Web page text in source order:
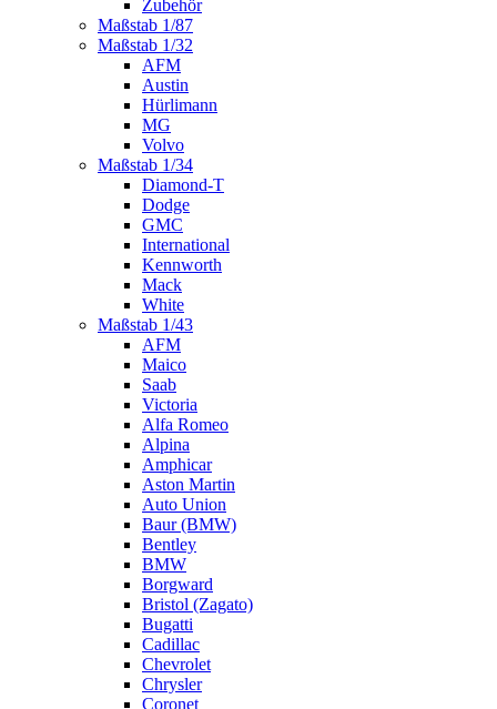
Zubehör
Maßstab 1/87
Maßstab 1/32
AFM
Austin
Hürlimann
MG
Volvo
Maßstab 1/34
Diamond-T
Dodge
GMC
International
Kennworth
Mack
White
Maßstab 1/43
AFM
Maico
Saab
Victoria
Alfa Romeo
Alpina
Amphicar
Aston Martin
Auto Union
Baur (BMW)
Bentley
BMW
Borgward
Bristol (Zagato)
Bugatti
Cadillac
Chevrolet
Chrysler
Coronet